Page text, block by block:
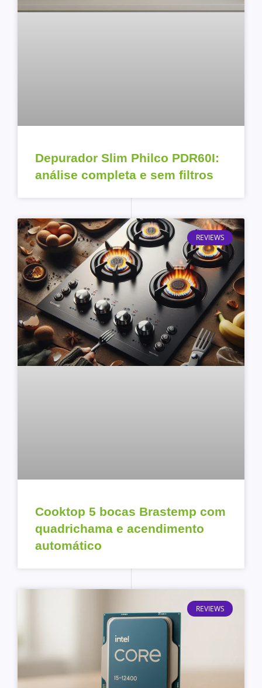
Depurador Slim Philco PDR60I:
análise completa e sem filtros
REVIEWS
Cooktop 5 bocas Brastemp com
quadrichama e acendimento
automático
REVIEWS